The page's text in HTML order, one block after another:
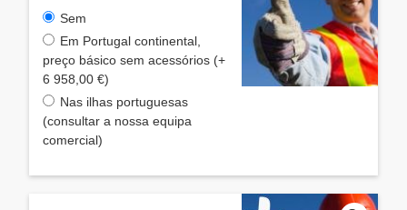
Sem
Em Portugal continental,
preço básico sem acessórios (+
6 958,00 €)
Nas ilhas portuguesas
(consultar a nossa equipa
comercial)